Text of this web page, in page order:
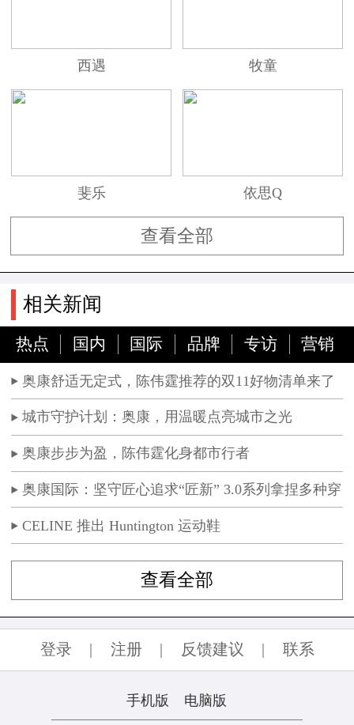
西遇 牧童
斐乐 依思Q
查看全部
相关新闻
热点 国内 国际 品牌 专访 营销
奥康舒适无定式，陈伟霆推荐的双11好物清单来了
城市守护计划：奥康，用温暖点亮城市之光
奥康步步为盈，陈伟霆化身都市行者
奥康国际：坚守匠心追求“匠新” 3.0系列拿捏多种穿
着场景
CELINE 推出 Huntington 运动鞋
查看全部
登录 | 注册 | 反馈建议 | 联系
手机版 电脑版